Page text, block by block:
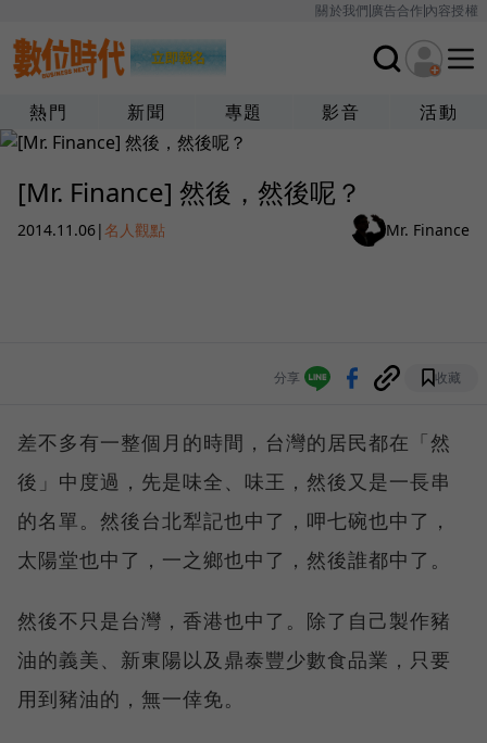
關於我們廣告合作內容授權
熱門 新聞 專題 影音 活動
[Mr. Finance] 然後，然後呢？
2014.11.06|名人觀點 Mr. Finance
分享 收藏
差不多有一整個月的時間，台灣的居民都在「然
後」中度過，先是味全、味王，然後又是一長串
的名單。然後台北犁記也中了，呷七碗也中了，
太陽堂也中了，一之鄉也中了，然後誰都中了。
然後不只是台灣，香港也中了。除了自己製作豬
油的義美、新東陽以及鼎泰豐少數食品業，只要
用到豬油的，無一倖免。